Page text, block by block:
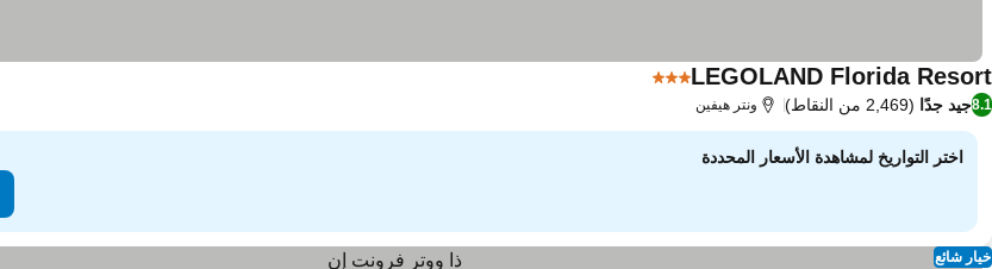
LEGOLAND Florida Resort3 عدد النجوم
8.1جيد جدًا (2,469 من النقاط) ونتر هيفين
اختر التواريخ لمشاهدة الأسعار المحددة
خيار شائع